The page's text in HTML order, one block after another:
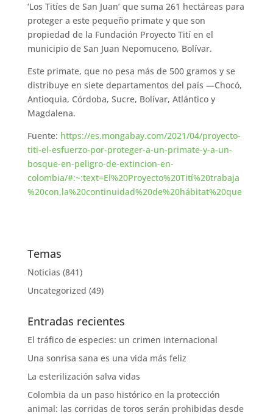
‘Los Titíes de San Juan’ que suma 261 hectáreas para
proteger a este pequeño primate y que son
propiedad de la Fundación Proyecto Tití en el
municipio de San Juan Nepomuceno, Bolívar.
Este primate, que no pesa más de 500 gramos y se
distribuye en siete departamentos del país —Chocó,
Antioquia, Córdoba, Sucre, Bolívar, Atlántico y
Magdalena.
Fuente: https://es.mongabay.com/2021/04/proyecto-
titi-el-esfuerzo-por-proteger-a-un-primate-y-a-un-
bosque-en-peligro-de-extincion-en-
colombia/#:~:text=El%20Proyecto%20Tití%20trabaja
%20con,la%20continuidad%20de%20hábitat%20que
Temas
Noticias (841)
Uncategorized (49)
Entradas recientes
El tráfico de especies: un crimen internacional
Una sonrisa sana es una vida más feliz
La esterilización salva vidas
Colombia da un paso histórico en la protección
animal: las corridas de toros serán prohibidas desde